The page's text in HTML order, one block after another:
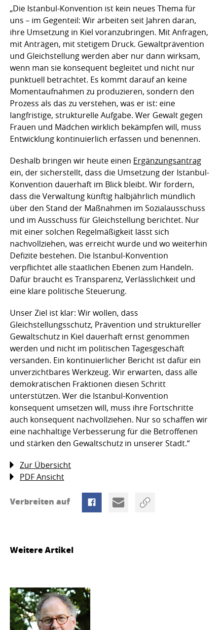
„Die Istanbul-Konvention ist kein neues Thema für
uns – im Gegenteil: Wir arbeiten seit Jahren daran,
ihre Umsetzung in Kiel voranzubringen. Mit Anfragen,
mit Anträgen, mit stetigem Druck. Gewaltprävention
und Gleichstellung werden aber nur dann wirksam,
wenn man sie konsequent begleitet und nicht nur
punktuell betrachtet. Es kommt darauf an keine
Momentaufnahmen zu produzieren, sondern den
Prozess als das zu verstehen, was er ist: eine
langfristige, strukturelle Aufgabe. Wer Gewalt gegen
Frauen und Mädchen wirklich bekämpfen will, muss
Entwicklung kontinuierlich erfassen und benennen.
Deshalb bringen wir heute einen Ergänzungsantrag
ein, der sicherstellt, dass die Umsetzung der Istanbul-
Konvention dauerhaft im Blick bleibt. Wir fordern,
dass die Verwaltung künftig halbjährlich mündlich
über den Stand der Maßnahmen im Sozialausschuss
und im Ausschuss für Gleichstellung berichtet. Nur
mit einer solchen Regelmäßigkeit lässt sich
nachvollziehen, was erreicht wurde und wo weiterhin
Defizite bestehen. Die Istanbul-Konvention
verpflichtet alle staatlichen Ebenen zum Handeln.
Dafür braucht es Transparenz, Verlässlichkeit und
eine klare politische Steuerung.
Unser Ziel ist klar: Wir wollen, dass
Gleichstellungsschutz, Prävention und struktureller
Gewaltschutz in Kiel dauerhaft ernst genommen
werden und nicht im politischen Tagesgeschäft
versanden. Ein kontinuierlicher Bericht ist dafür ein
unverzichtbares Werkzeug. Wir erwarten, dass alle
demokratischen Fraktionen diesen Schritt
unterstützen. Wer die Istanbul-Konvention
konsequent umsetzen will, muss ihre Fortschritte
auch konsequent nachvollziehen. Nur so schaffen wir
eine nachhaltige Verbesserung für die Betroffenen
und stärken den Gewaltschutz in unserer Stadt.“
Zur Übersicht
PDF Ansicht
Verbreiten auf
Weitere Artikel